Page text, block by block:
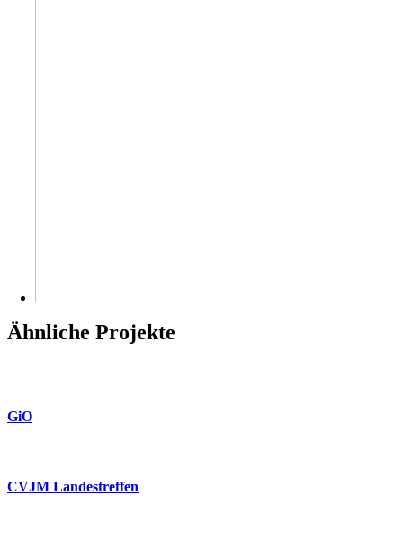
Ähnliche Projekte
GiO
CVJM Landestreffen